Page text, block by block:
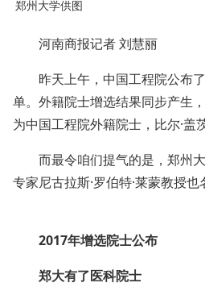
郑州大学供图
河南商报记者 刘慧丽
昨天上午，中国工程院公布了
单。外籍院士增选结果同步产生
为中国工程院外籍院士，比尔·盖
而最令咱们提气的是，郑州大
专家尼古拉斯·罗伯特·莱蒙教授也
2017年增选院士公布
郑大有了医科院士